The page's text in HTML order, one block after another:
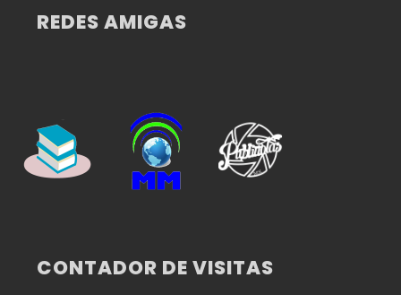
REDES AMIGAS
CONTADOR DE VISITAS